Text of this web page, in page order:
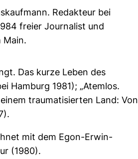
Redakteur bei
freier Journalist und
Main.
Das kurze Leben des
Hamburg 1981); „Atemlos.
traumatisierten Land: Von
mit dem Egon-Erwin-
(1980).